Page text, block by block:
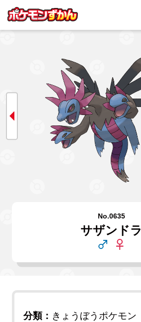
No.0635
サザンドラ
分類： きょうぼうポケモン